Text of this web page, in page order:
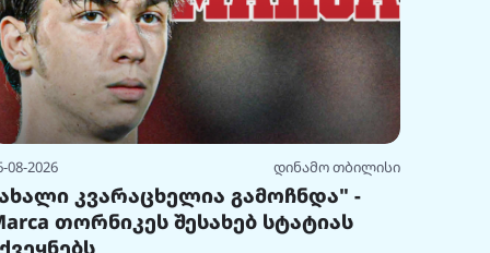
08-2026 დინამო თბილისი
კვარაცხელია გამოჩნდა" -
თორნიკეს შესახებ სტატიას